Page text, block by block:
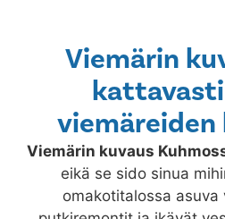
Viemärin
Viemärin kuvaus
eikä se sido sinua
omakotitalossa